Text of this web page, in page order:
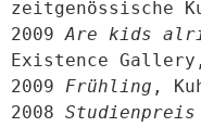
zeitgenössische
2009 Are kids
Existence
2009 Frühling ,
2008